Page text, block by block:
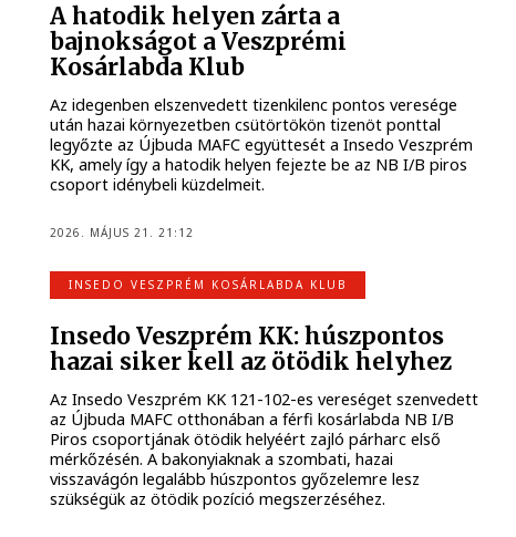
A hatodik helyen zárta a
bajnokságot a Veszprémi
Kosárlabda Klub
Az idegenben elszenvedett tizenkilenc pontos veresége
után hazai környezetben csütörtökön tizenöt ponttal
legyőzte az Újbuda MAFC együttesét a Insedo Veszprém
KK, amely így a hatodik helyen fejezte be az NB I/B piros
csoport idénybeli küzdelmeit.
2026. MÁJUS 21. 21:12
INSEDO VESZPRÉM KOSÁRLABDA KLUB
Insedo Veszprém KK: húszpontos
hazai siker kell az ötödik helyhez
Az Insedo Veszprém KK 121-102-es vereséget szenvedett
az Újbuda MAFC otthonában a férfi kosárlabda NB I/B
Piros csoportjának ötödik helyéért zajló párharc első
mérkőzésén. A bakonyiaknak a szombati, hazai
visszavágón legalább húszpontos győzelemre lesz
szükségük az ötödik pozíció megszerzéséhez.